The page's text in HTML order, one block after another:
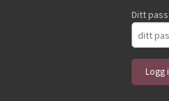
Ditt